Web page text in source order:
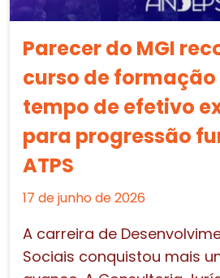
Parecer do MGI
curso de
tempo de efetivo
para progressão
ATPS
17 de junho de 2026
A carreira de
Sociais conquistou mais